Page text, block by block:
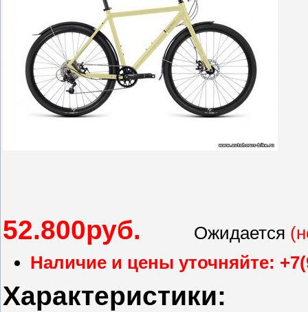
52.800руб. Ожидается
Наличие и цены уточняйте:
Характеристики: